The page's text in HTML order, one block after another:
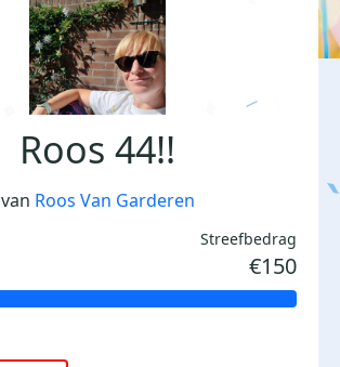
Roos 44!!
van Roos Van Garderen
Streefbedrag
€150